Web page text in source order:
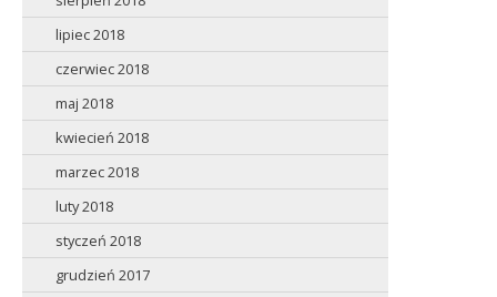
lipiec 2018
czerwiec 2018
maj 2018
kwiecień 2018
marzec 2018
luty 2018
styczeń 2018
grudzień 2017